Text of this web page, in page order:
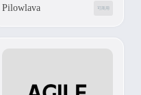
Pilowlava 可商用